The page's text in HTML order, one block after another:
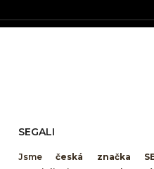
SEGALI
Jsmečeská značka